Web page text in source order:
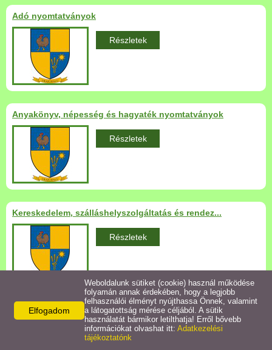
Választási információk
Versenyképes Járások
Program
Települési Arculati
Kézikönyv
Hírek
Bezerédj Amália Óvoda
Önkormányzati konyha
Egyéb intézmények
Egyéb szolgáltatások
Egészségügyi ellátás
Uraiújfalu Sportegyesület
Adó nyomtatványok
Részletek
Anyakönyv, népesség és hagyaték nyomtatványok
Részletek
Kereskedelem, szálláshelyszolgáltatás és rendez...
Részletek
Általános igazgatás nyomtatványok
Részletek
Elfogadom
Weboldalunk sütiket (cookie) használ működése
folyamán annak érdekében, hogy a legjobb
felhasználói élményt nyújthassa Önnek, valamint
a látogatottság mérése céljából. A sütik
használatát bármikor letilthatja! Erről bővebb
információkat olvashat itt: Adatkezelési
tájékoztatónk